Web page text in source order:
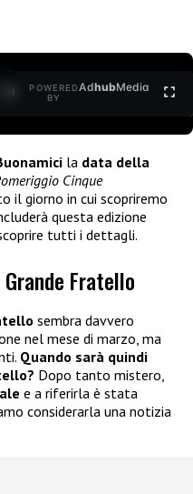
POWERED
BY
AdhubMedia
la data della
Cinque
il giorno in cui scopriremo
questa edizione
tutti i dettagli.
Fratello
sembra davvero
nel mese di marzo, ma
Quando sarà quindi
Dopo tanto mistero,
e a riferirla è stata
considerarla una notizia